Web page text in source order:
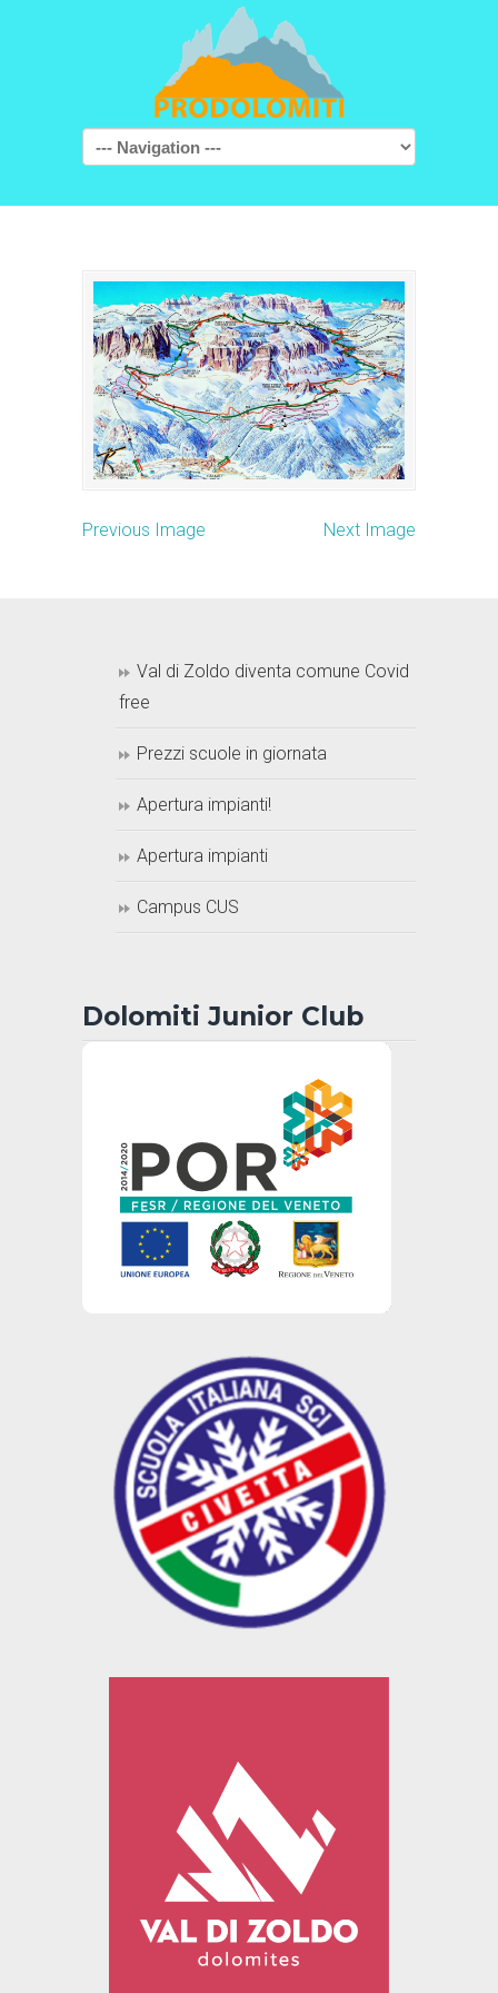
Navigation
Previous Image Next Image
Val di Zoldo diventa comune Covid
free
Prezzi scuole in giornata
Apertura impianti!
Apertura impianti
Campus CUS
Dolomiti Junior Club